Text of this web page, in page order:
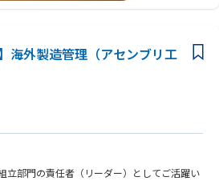
資等の幅広い金属事業の業務を経験した上
人材になり事業運営に参加してもらうことを
】
の変化や需給の動き、当社の生産状況等の
判断し、原料調達量や製品販売量を調整しな
一方で、国内外の取引先との取引金額も大き
き商談を成功させたときはやりがいを感じま
せずに相手とコミュニケーションをとれるこ
異なります。部署間での異動もありえるた
しいです。
海外製造管理（アセンブリ工
⽴部⾨の責任者（リーダー）としてご活躍い